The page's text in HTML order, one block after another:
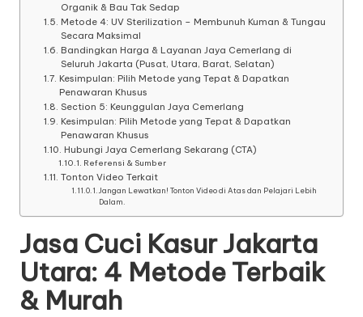
Organik & Bau Tak Sedap
Metode 4: UV Sterilization – Membunuh Kuman & Tungau
Secara Maksimal
Bandingkan Harga & Layanan Jaya Cemerlang di
Seluruh Jakarta (Pusat, Utara, Barat, Selatan)
Kesimpulan: Pilih Metode yang Tepat & Dapatkan
Penawaran Khusus
Section 5: Keunggulan Jaya Cemerlang
Kesimpulan: Pilih Metode yang Tepat & Dapatkan
Penawaran Khusus
Hubungi Jaya Cemerlang Sekarang (CTA)
Referensi & Sumber
Tonton Video Terkait
Jangan Lewatkan! Tonton Video di Atas dan Pelajari Lebih
Dalam.
Jasa Cuci Kasur Jakarta
Utara: 4 Metode Terbaik
& Murah